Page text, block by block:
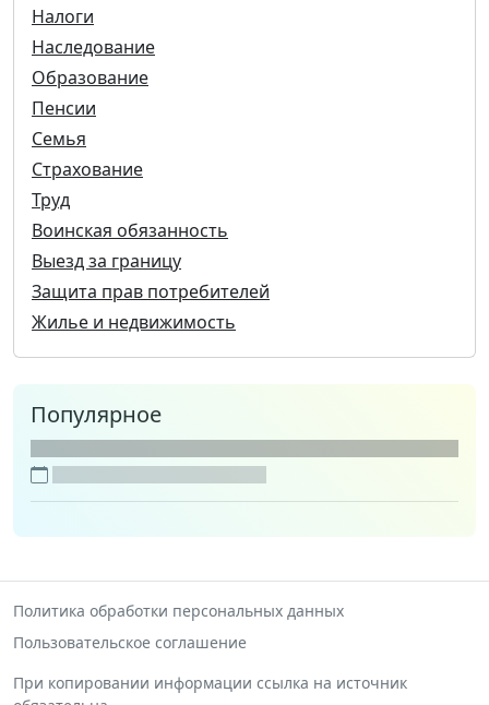
Налоги
Наследование
Образование
Пенсии
Семья
Страхование
Труд
Воинская обязанность
Выезд за границу
Защита прав потребителей
Жилье и недвижимость
Популярное
Политика обработки персональных данных
Пользовательское соглашение
При копировании информации ссылка на источник